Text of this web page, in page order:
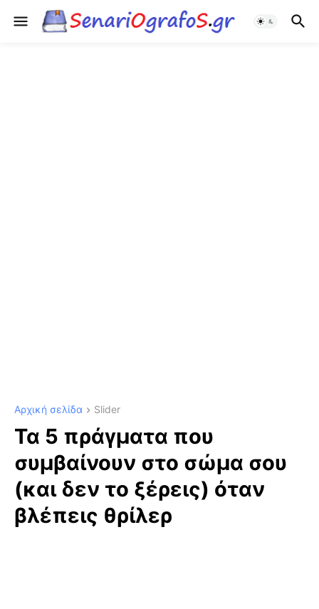
Αρχική σελίδα Slider
Τα 5 πράγματα που
συμβαίνουν στο σώμα σου
(και δεν το ξέρεις) όταν
βλέπεις θρίλερ